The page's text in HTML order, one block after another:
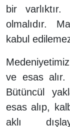
bir varlıktır.
olmalıdır.
kabul
ve esas alır.
Bütüncül
esas alıp,
aklı